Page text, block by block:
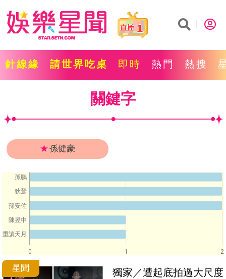
1
針線緣 請世界吃桌 即時 熱門 熱搜
關鍵字
★孫健豪
0 1 2
孫鵬
狄鶯
孫安佐
陳昱中
重讀天月
星聞
獨家／遭起底拍過大尺度